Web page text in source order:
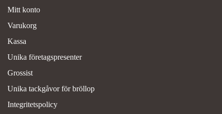
Mitt konto
Varukorg
Kassa
Unika företagspresenter
Grossist
Unika tackgåvor för bröllop
Integritetspolicy